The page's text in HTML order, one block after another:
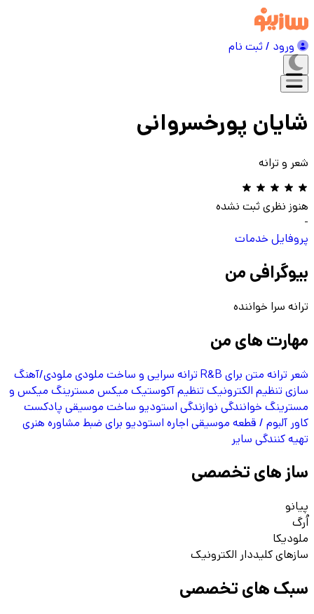
ورود / ثبت نام
شایان پورخسروانی
شعر و ترانه
هنوز نظری ثبت نشده
-
پروفایل خدمات
بیوگرافی من
ترانه سرا خواننده
مهارت های من
شعر ترانه متن برای R&B ترانه سرایی و ساخت ملودی ملودی/آهنگ
سازی تنظیم الکترونیک تنظیم آکوستیک میکس مسترینگ میکس و
مسترینگ خوانندگی نوازندگی استودیو ساخت موسیقی پادکست
کاور آلبوم / قطعه موسیقی اجاره استودیو برای ضبط مشاوره هنری
تهیه کنندگی سایر
ساز های تخصصی
پیانو
اُرگ
ملودیکا
سازهای کلیددار الکترونیک
سبک های تخصصی